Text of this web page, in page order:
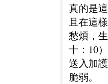
真的是
且在這
愁煩，
十：10
送入加
脆弱。